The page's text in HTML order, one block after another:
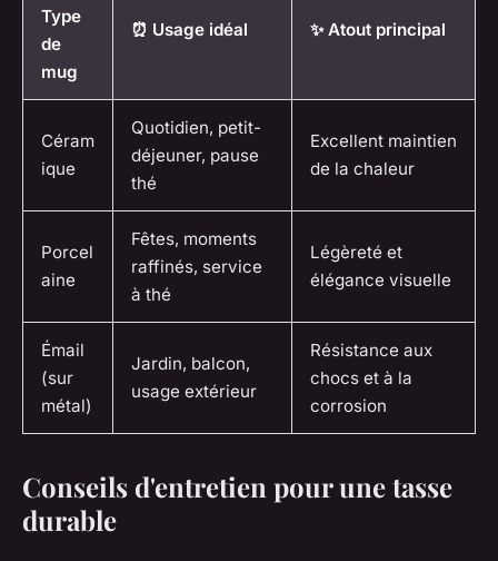
Type
de
mug
⏰ Usage idéal ✨ Atout principal
Céram
ique
Quotidien, petit-
déjeuner, pause
thé
Excellent maintien
de la chaleur
Porcel
aine
Fêtes, moments
raffinés, service
à thé
Légèreté et
élégance visuelle
Émail
(sur
métal)
Jardin, balcon,
usage extérieur
Résistance aux
chocs et à la
corrosion
Conseils d'entretien pour une tasse
durable